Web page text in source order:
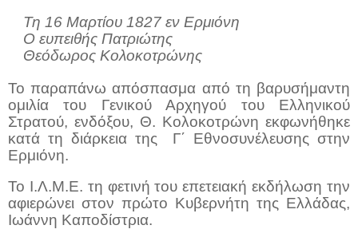
Τη 16 Μαρτίου 1827 εν Ερμιόνη
Ο ευπειθής Πατριώτης
Θεόδωρος Κολοκοτρώνης
Το παραπάνω απόσπασμα από τη βαρυσήμαντη
ομιλία του Γενικού Αρχηγού του Ελληνικού
Στρατού, ενδόξου, Θ. Κολοκοτρώνη εκφωνήθηκε
κατά τη διάρκεια της
Γ΄ Εθνοσυνέλευσης στην
Ερμιόνη.
Το Ι.Λ.Μ.Ε. τη φετινή του επετειακή εκδήλωση την
αφιερώνει στον πρώτο Κυβερνήτη της Ελλάδας,
Ιωάννη Καποδίστρια.